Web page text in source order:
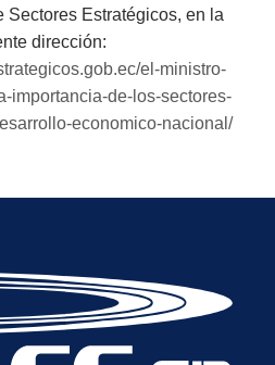
Sectores Estratégicos, en la
dirección:
el-ministro-
importancia-de-los-sectores-
economico-nacional/